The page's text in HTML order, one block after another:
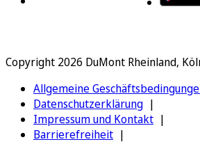
Copyright 2026 DuMont Rheinland,
Allgemeine
Datenschutzerklärung
Impressum und Kontakt
Barrierefreiheit